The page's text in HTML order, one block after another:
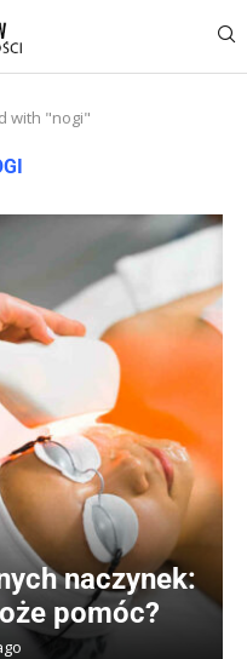
with "nogi"
naczynek:
pomóc?